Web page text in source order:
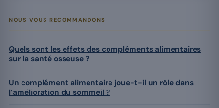
NOUS VOUS RECOMMANDONS
Quels sont les effets des compléments alimentaires
sur la santé osseuse ?
Un complément alimentaire joue-t-il un rôle dans
l’amélioration du sommeil ?